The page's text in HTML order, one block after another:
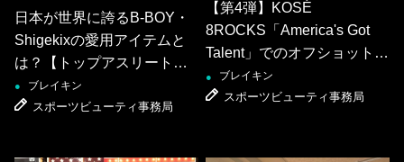
日本が世界に誇るB-BOY・
Shigekixの愛用アイテムと
は？【トップアスリートの
カバンの中身】
● ブレイキン
スポーツビューティ事務局
【第4弾】KOSÉ
8ROCKS「America's Got
Talent」でのオフショットを
公開！
● ブレイキン
スポーツビューティ事務局